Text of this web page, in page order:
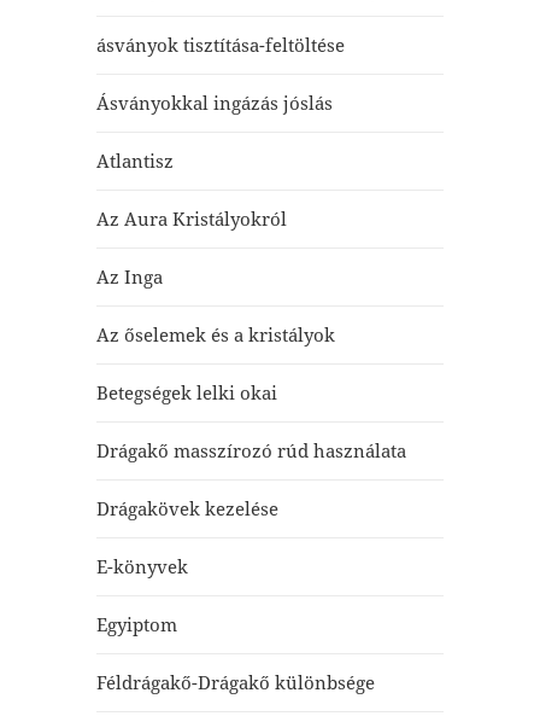
ásványok tisztítása-feltöltése
Ásványokkal ingázás jóslás
Atlantisz
Az Aura Kristályokról
Az Inga
Az őselemek és a kristályok
Betegségek lelki okai
Drágakő masszírozó rúd használata
Drágakövek kezelése
E-könyvek
Egyiptom
Féldrágakő-Drágakő különbsége